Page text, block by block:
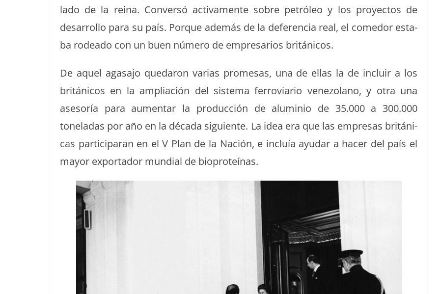
lado de la reina. Con­ver­só acti­va­mente sobre petróleo y los proyec­tos de
desar­rol­lo para su país. Porque además de la def­er­en­cia real, el come­dor esta­
ba rodea­do con un buen número de empre­sar­ios británicos.
De aquel agasajo quedaron varias prome­sas, una de ellas la de incluir a los
británi­cos en la ampliación del sis­tema fer­roviario vene­zolano, y otra una
asesoría para aumen­tar la pro­duc­ción de alu­minio de 35.000 a 300.000
toneladas por año en la déca­da sigu­iente. La idea era que las empre­sas británi­
cas par­tic­i­paran en el V Plan de la Nación, e incluía ayu­dar a hac­er del país el
may­or expor­ta­dor mundi­al de bioproteínas.